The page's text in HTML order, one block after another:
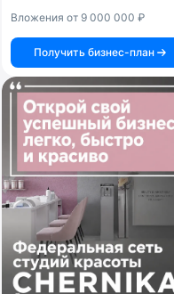
Вложения от 9 000 000 ₽
Получить бизнес-план